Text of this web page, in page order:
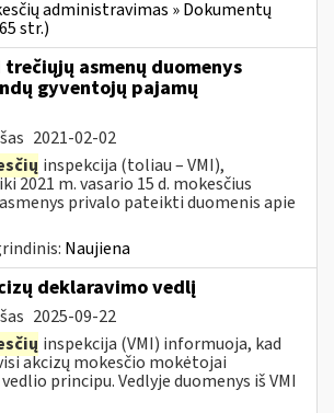
administravimas » Dokumentų
str.)
asmenų duomenys
gyventojų pajamų
2021-02-02
inspekcija (toliau – VMI),
2021 m. vasario 15 d. mokesčius
privalo pateikti duomenis apie
Naujiena
deklaravimo vedlį
2025-09-22
inspekcija (VMI) informuoja, kad
akcizų mokesčio mokėtojai
principu. Vedlyje duomenys iš VMI